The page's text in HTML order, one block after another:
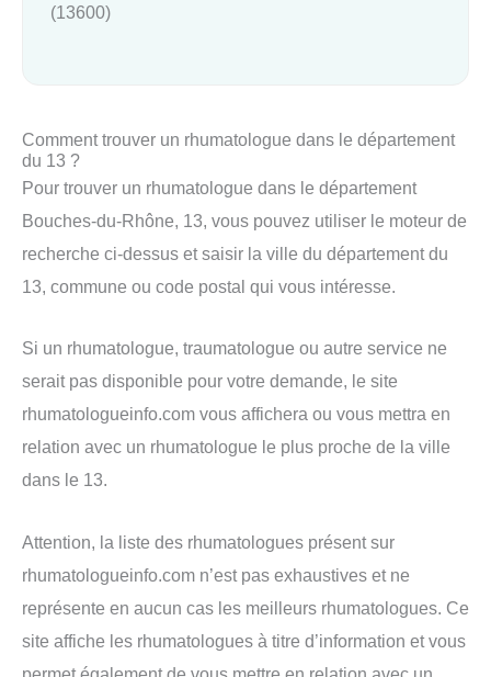
(13600)
Comment trouver un rhumatologue dans le département
du 13 ?
Pour trouver un rhumatologue dans le département
Bouches-du-Rhône, 13, vous pouvez utiliser le moteur de
recherche ci-dessus et saisir la ville du département du
13, commune ou code postal qui vous intéresse.
Si un rhumatologue, traumatologue ou autre service ne
serait pas disponible pour votre demande, le site
rhumatologueinfo.com vous affichera ou vous mettra en
relation avec un rhumatologue le plus proche de la ville
dans le 13.
Attention, la liste des rhumatologues présent sur
rhumatologueinfo.com n’est pas exhaustives et ne
représente en aucun cas les meilleurs rhumatologues. Ce
site affiche les rhumatologues à titre d’information et vous